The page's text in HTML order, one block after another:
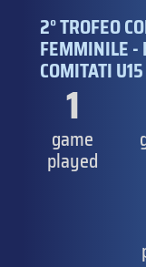
2° TROFEO
FEMMINILE -
COMITATI U15
1
game
played